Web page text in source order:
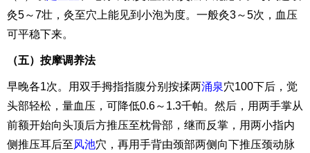
灸5～7壮，灸至穴上能见到小泡为度。一般灸3～5次，血压
可平稳下来。
（五）按摩调养法
早晚各1次。用双手拇指指腹分别按揉两涌泉穴100下后，觉
头部轻松，量血压，可降低0.6～1.3千帕。然后，用两手掌从
前额开始向头顶后方推压至枕骨部，继而反掌，用两小指内
侧推压耳后至风池穴，再用手背由颈部两侧向下推压颈动脉